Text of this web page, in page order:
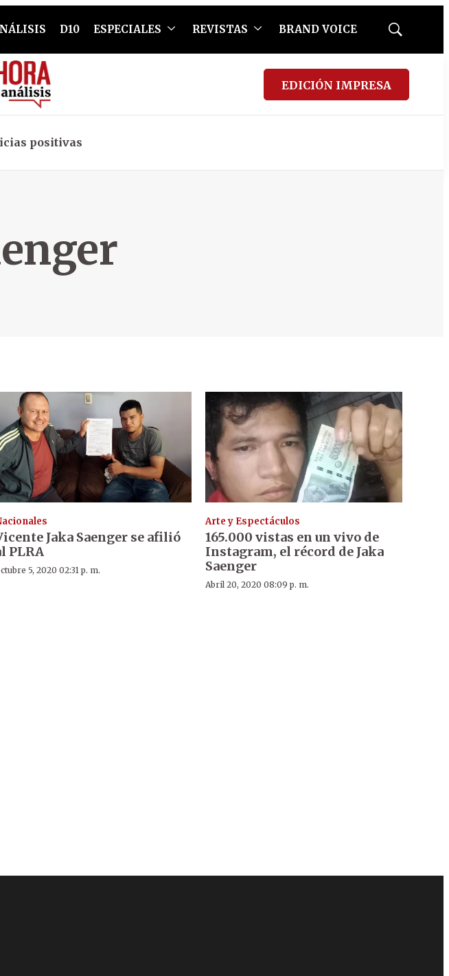
D10 ESPECIALES REVISTAS BRAND VOICE
Mostrar
EDICIÓN IMPRESA
positivas
Jaka Saenger se afilió
PLRA
5, 2020 02:31 p. m.
Arte y Espectáculos
165.000 vistas en un vivo de
Instagram, el récord de Jaka
Saenger
Abril 20, 2020 08:09 p. m.